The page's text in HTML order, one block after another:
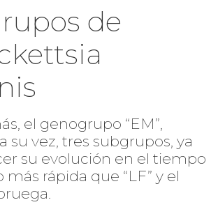
de
el genogrupo “EM”,
su vez, tres subgrupos, ya
su evolución en el tiempo
rápida que “LF” y el